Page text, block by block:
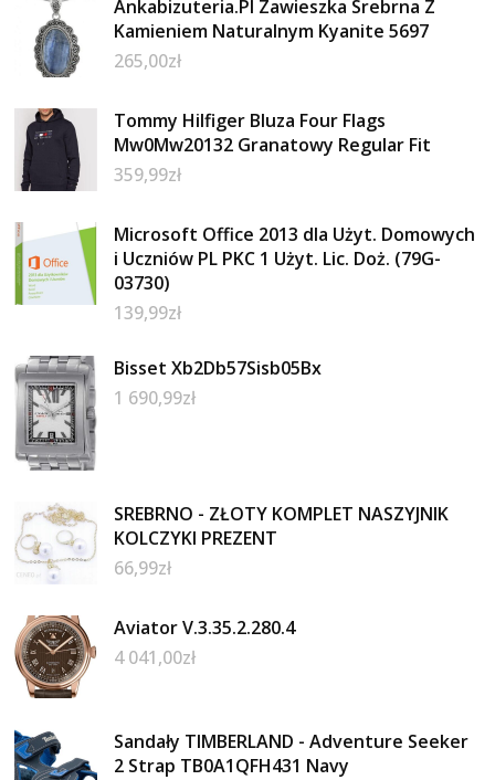
Ankabizuteria.Pl Zawieszka Srebrna Z
Kamieniem Naturalnym Kyanite 5697
265,00zł
Tommy Hilfiger Bluza Four Flags
Mw0Mw20132 Granatowy Regular Fit
359,99zł
Microsoft Office 2013 dla Użyt. Domowych
i Uczniów PL PKC 1 Użyt. Lic. Doż. (79G-
03730)
139,99zł
Bisset Xb2Db57Sisb05Bx
1 690,99zł
SREBRNO - ZŁOTY KOMPLET NASZYJNIK
KOLCZYKI PREZENT
66,99zł
Aviator V.3.35.2.280.4
4 041,00zł
Sandały TIMBERLAND - Adventure Seeker
2 Strap TB0A1QFH431 Navy